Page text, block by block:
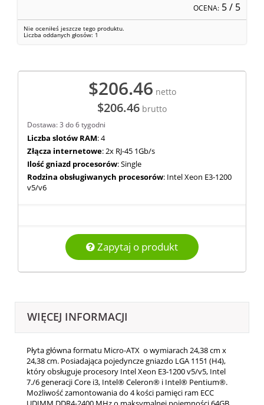
OCENA: 5/ 5
Nie oceniłeś jeszcze tego produktu.
Liczba oddanych głosów: 1
$206.46 netto
$206.46 brutto
Dostawa: 3 do 6 tygodni
Liczba slotów RAM: 4
Złącza internetowe: 2x RJ-45 1Gb/s
Ilość gniazd procesorów: Single
Rodzina obsługiwanych procesorów: Intel Xeon E3-1200
v5/v6
Zapytaj o produkt
WIĘCEJ INFORMACJI
Płyta główna formatu Micro-ATX o wymiarach 24,38 cm x
24,38 cm. Posiadająca pojedyncze gniazdo LGA 1151 (H4),
który obsługuje procesory Intel Xeon E3-1200 v5/v5, Intel
7./6 generacji Core i3, Intel® Celeron® i Intel® Pentium®.
Możliwość zamontowania do 4 kości pamięci ram ECC